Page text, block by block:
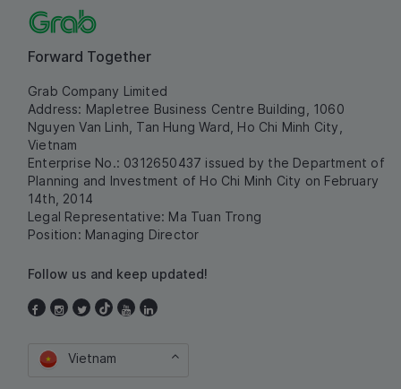
Forward Together
Grab Company Limited
Address: Mapletree Business Centre Building, 1060
Nguyen Van Linh, Tan Hung Ward, Ho Chi Minh City,
Vietnam
Enterprise No.: 0312650437 issued by the Department of
Planning and Investment of Ho Chi Minh City on February
14th, 2014
Legal Representative: Ma Tuan Trong
Position: Managing Director
Follow us and keep updated!
Vietnam